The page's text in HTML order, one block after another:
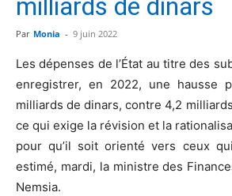
milliards de dinars
Par Monia - 9 juin 2022
Les dépenses de l’État au titre des
enregistrer, en 2022, une hausse
milliards de dinars, contre 4,2
ce qui exige la révision et la
pour qu’il soit orienté vers ceux
estimé, mardi, la ministre des
Nemsia.